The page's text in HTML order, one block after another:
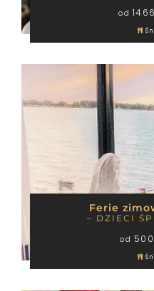
DOMKI
od
Ferie
– DZIECI
od 500